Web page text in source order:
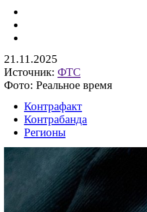
21.11.2025
Источник: ФТС
Фото: Реальное время
Контрафакт
Контрабанда
Регионы